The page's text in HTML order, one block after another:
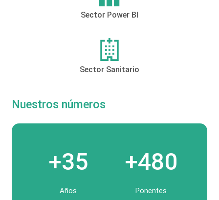
Sector Power BI
Sector Sanitario
Nuestros números
+35
Años
+480
Ponentes